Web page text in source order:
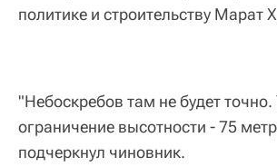
политике и строительству Марат
"Небоскребов там не будет точно.
ограничение высотности - 75
подчеркнул чиновник.